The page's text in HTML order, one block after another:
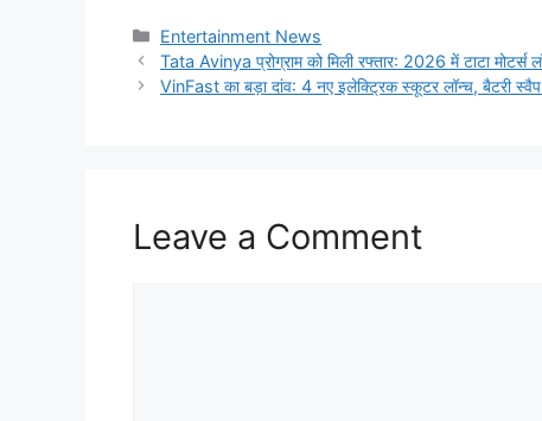
Categories
Entertainment News
Tata Avinya प्रोग्राम को मिली रफ्तार: 2026 में टाटा मोटर्स
VinFast का बड़ा दांव: 4 नए इलेक्ट्रिक स्कूटर लॉन्च, बैटरी स्वैप
Leave a Comment